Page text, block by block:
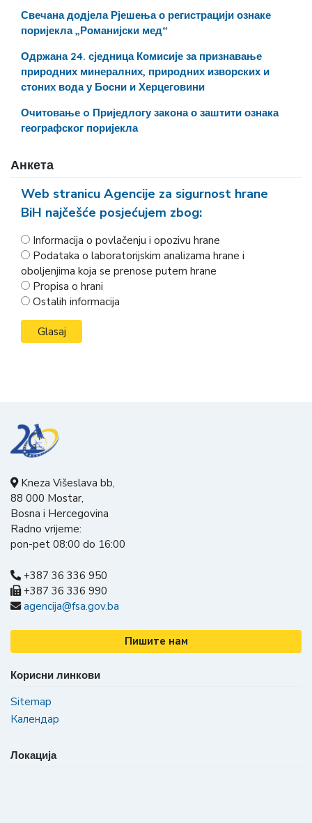
Свечана додјела Рјешења о регистрацији ознаке
поријекла „Романијски мед“
Одржана 24. сједница Комисије за признавање
природних минералних, природних изворских и
стоних вода у Босни и Херцеговини
Очитовање o Приједлогу закона о заштити ознака
географског поријекла
Анкета
Web stranicu Agencije za sigurnost hrane
BiH najčešće posjećujem zbog:
Informacija o povlačenju i opozivu hrane
Podataka o laboratorijskim analizama hrane i
oboljenjima koja se prenose putem hrane
Propisa o hrani
Ostalih informacija
Kneza Višeslava bb,
88 000 Mostar,
Bosna i Hercegovina
Radno vrijeme:
pon-pet 08:00 do 16:00
+387 36 336 950
+387 36 336 990
agencija@fsa.gov.ba
Пишите нам
Корисни линкови
Sitemap
Календар
Локација